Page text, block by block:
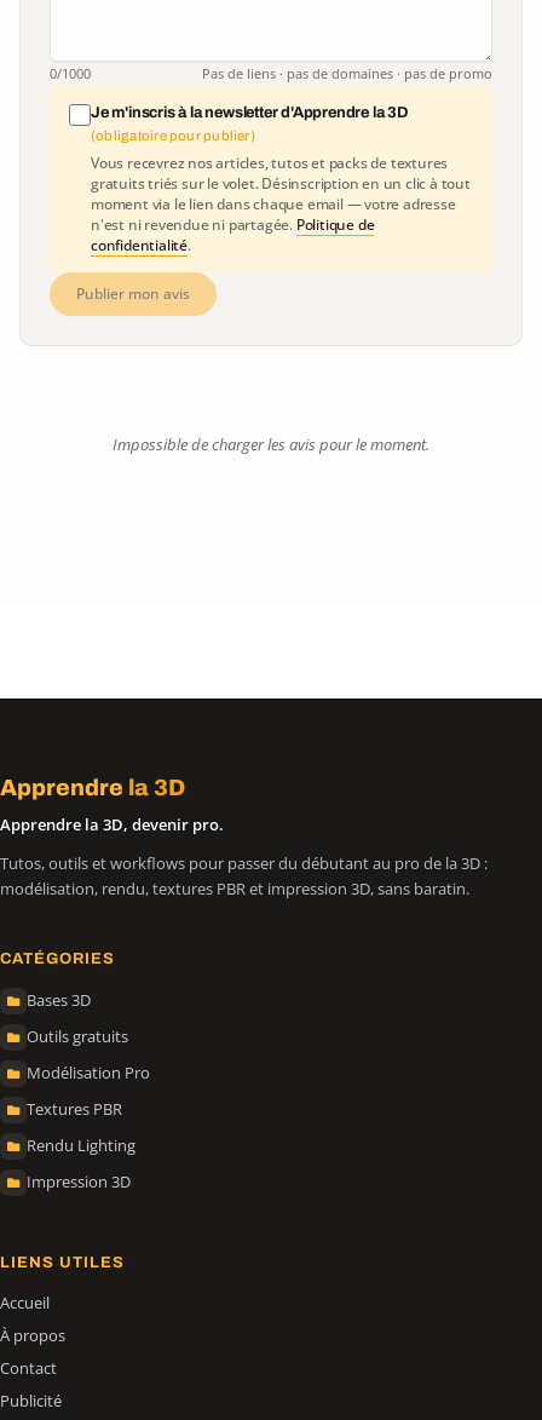
0/1000 Pas de liens · pas de domaines · pas de promo
Je m'inscris à la newsletter d'Apprendre la 3D
(obligatoire pour publier)
Vous recevrez nos articles, tutos et packs de textures
gratuits triés sur le volet. Désinscription en un clic à tout
moment via le lien dans chaque email — votre adresse
n'est ni revendue ni partagée. Politique de
confidentialité.
Publier mon avis
Impossible de charger les avis pour le moment.
Apprendre la 3D
Apprendre la 3D, devenir pro.
Tutos, outils et workflows pour passer du débutant au pro de la 3D :
modélisation, rendu, textures PBR et impression 3D, sans baratin.
CATÉGORIES
Bases 3D
Outils gratuits
Modélisation Pro
Textures PBR
Rendu Lighting
Impression 3D
LIENS UTILES
Accueil
À propos
Contact
Publicité